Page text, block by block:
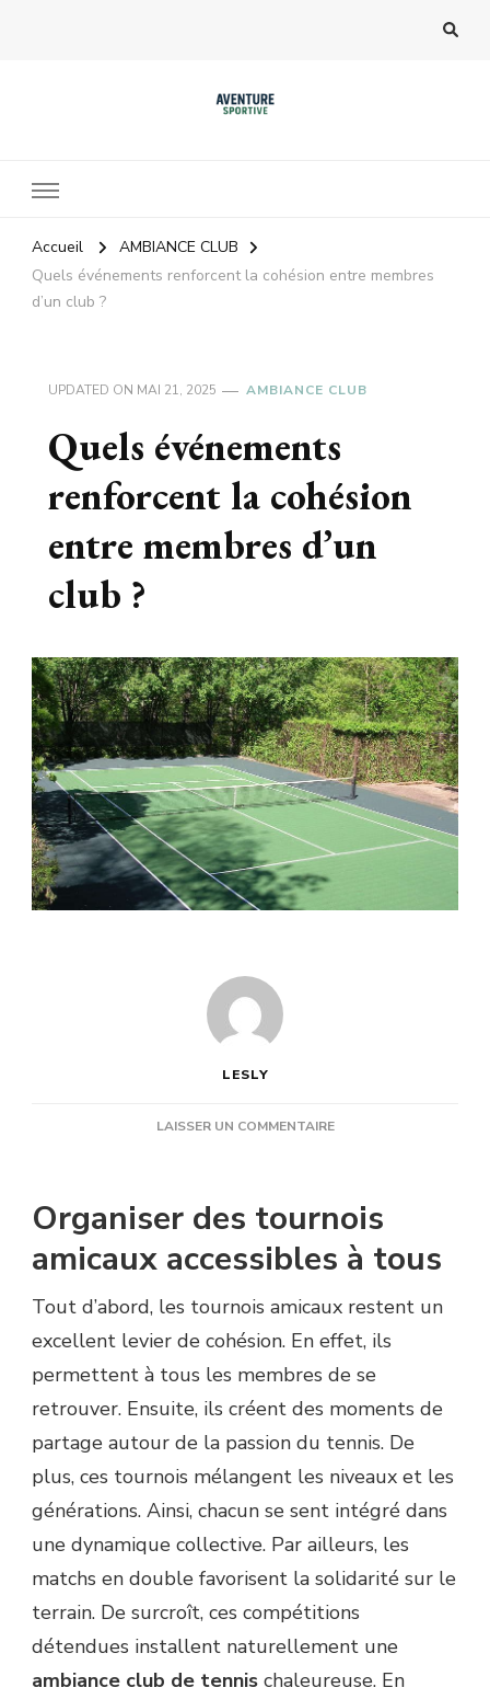
Accueil
AMBIANCE CLUB
Quels événements renforcent la cohésion entre membres
d’un club ?
UPDATED ON MAI 21, 2025 AMBIANCE CLUB
Quels événements
renforcent la cohésion
entre membres d’un
club ?
LESLY
LAISSER UN COMMENTAIRESUR
LA
ENTRE
D’UN
CLUB
Organiser des tournois
amicaux accessibles à tous
Tout d’abord, les tournois amicaux restent un
excellent levier de cohésion. En effet, ils
permettent à tous les membres de se
retrouver. Ensuite, ils créent des moments de
partage autour de la passion du tennis. De
plus, ces tournois mélangent les niveaux et les
générations. Ainsi, chacun se sent intégré dans
une dynamique collective. Par ailleurs, les
matchs en double favorisent la solidarité sur le
terrain. De surcroît, ces compétitions
détendues installent naturellement une
ambiance club de tennis chaleureuse. En